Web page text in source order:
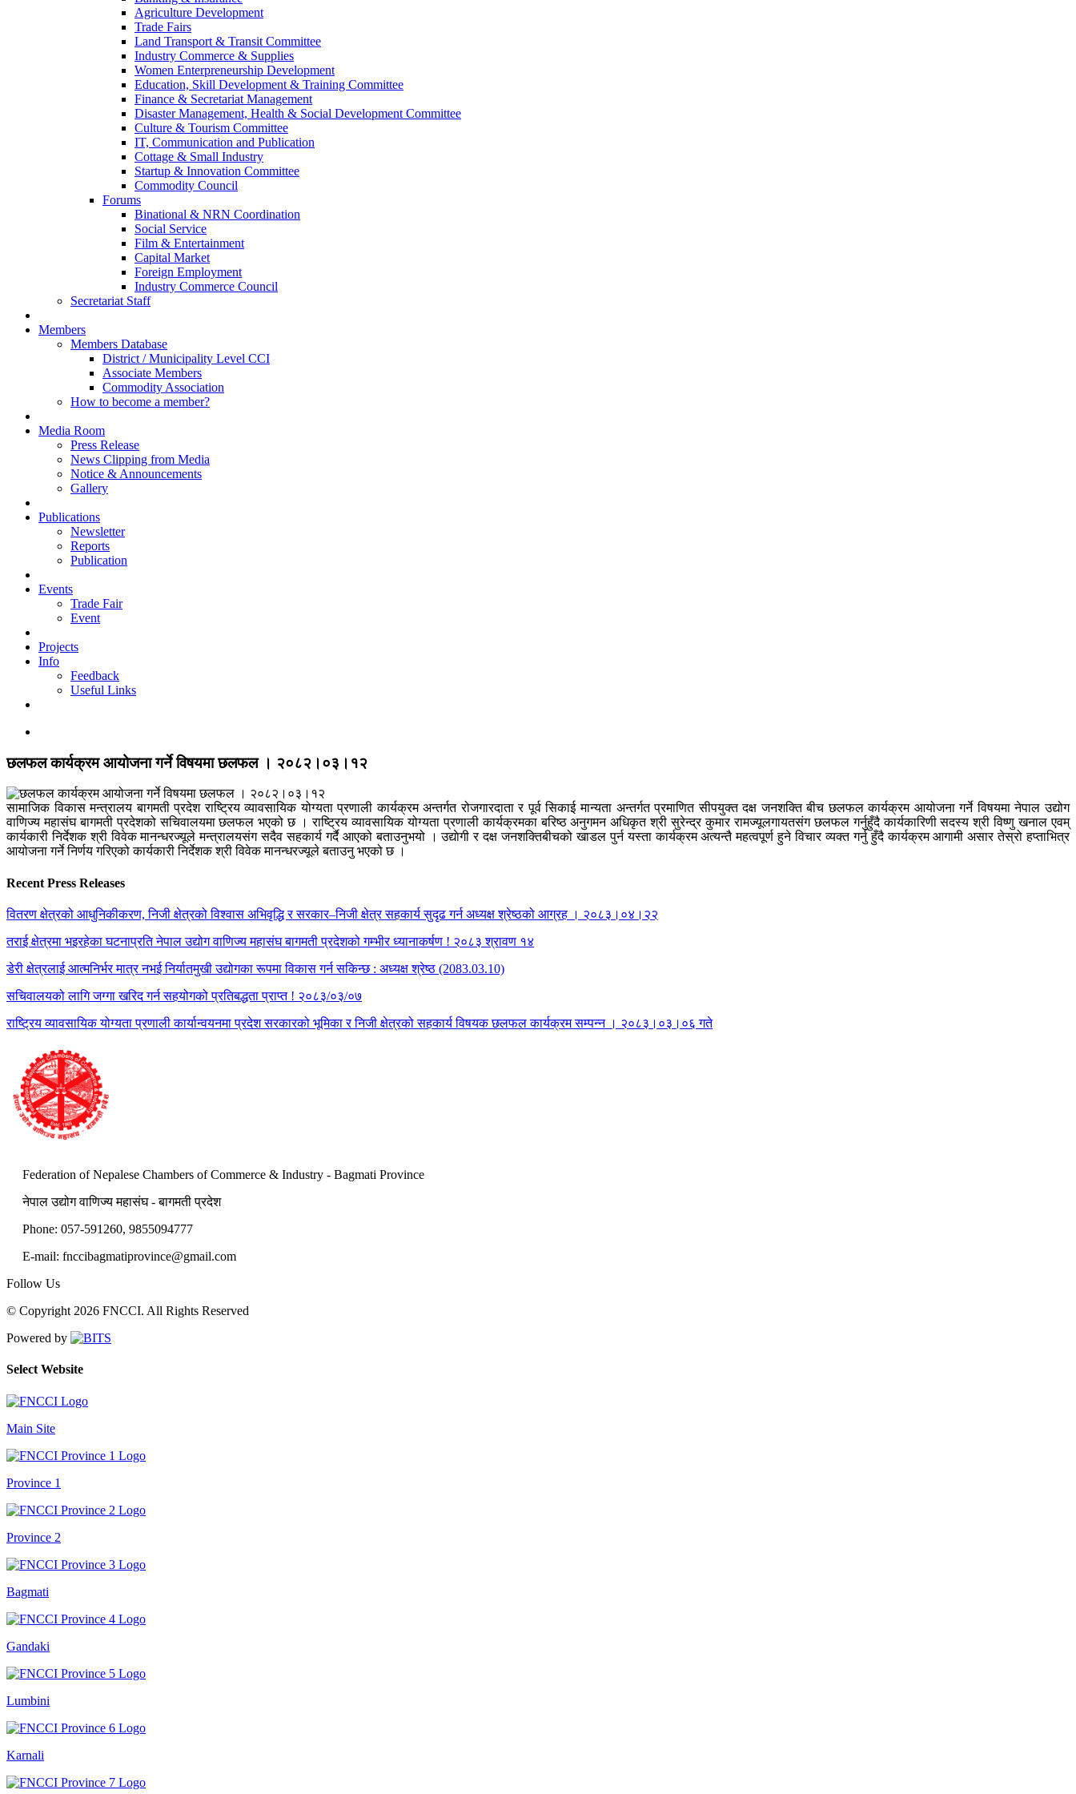
Agriculture Development
Trade Fairs
Land Transport & Transit Committee
Industry Commerce & Supplies
Women Enterpreneurship Development
Education, Skill Development & Training Committee
Finance & Secretariat Management
Disaster Management, Health & Social Development Committee
Culture & Tourism Committee
IT, Communication and Publication
Cottage & Small Industry
Startup & Innovation Committee
Commodity Council
Forums
Binational & NRN Coordination
Social Service
Film & Entertainment
Capital Market
Foreign Employment
Industry Commerce Council
Secretariat Staff
Members
Members Database
District / Municipality Level CCI
Associate Members
Commodity Association
How to become a member?
Media Room
Press Release
News Clipping from Media
Notice & Announcements
Gallery
Publications
Newsletter
Reports
Publication
Events
Trade Fair
Event
Projects
Info
Feedback
Useful Links
छलफल कार्यक्रम आयोजना गर्ने विषयमा छलफल । २०८२।०३।१२
सामाजिक विकास मन्त्रालय बागमती प्रदेश राष्ट्रिय व्यावसायिक योग्यता प्रणाली कार्यक्रम अन्तर्गत रोजगारदाता र पूर्व सिकाई मान्यता अन्तर्गत प्रमाणित सीपयुक्त दक्ष जनशक्ति बीच छलफल कार्यक्रम आयोजना गर्ने विषयमा नेपाल उद्योग
वाणिज्य महासंघ बागमती प्रदेशको सचिवालयमा छलफल भएको छ । राष्ट्रिय व्यावसायिक योग्यता प्रणाली कार्यक्रमका बरिष्ठ अनुगमन अधिकृत श्री सुरेन्द्र कुमार रामज्यूलगायतसंग छलफल गर्नुहुँदै कार्यकारिणी सदस्य श्री विष्णु खनाल एवम्
कार्यकारी निर्देशक श्री विवेक मानन्धरज्यूले मन्त्रालयसंग सदैव सहकार्य गर्दै आएको बताउनुभयो । उद्याेगी र दक्ष जनशक्तिबीचको खाडल पुर्न यस्ता कार्यक्रम अत्यन्तै महत्वपूर्ण हुने विचार व्यक्त गर्नु हुँदै कार्यक्रम आगामी असार तेस्रो हप्ताभित्र
आयोजना गर्ने निर्णय गरिएको कार्यकारी निर्देशक श्री विवेक मानन्धरज्यूले बताउनु भएको छ ।
Recent Press Releases
वितरण क्षेत्रको आधुनिकीकरण, निजी क्षेत्रको विश्वास अभिवृद्धि र सरकार–निजी क्षेत्र सहकार्य सुदृढ गर्न अध्यक्ष श्रेष्ठको आग्रह । २०८३।०४।२२
तराई क्षेत्रमा भइरहेका घटनाप्रति नेपाल उद्योग वाणिज्य महासंघ बागमती प्रदेशको गम्भीर ध्यानाकर्षण ! २०८३ श्रावण १४
डेरी क्षेत्रलाई आत्मनिर्भर मात्र नभई निर्यातमुखी उद्योगका रूपमा विकास गर्न सकिन्छ : अध्यक्ष श्रेष्ठ (2083.03.10)
सचिवालयको लागि जग्गा खरिद गर्न सहयोगको प्रतिबद्धता प्राप्त ! २०८३/०३/०७
राष्ट्रिय व्यावसायिक योग्यता प्रणाली कार्यान्वयनमा प्रदेश सरकारको भूमिका र निजी क्षेत्रको सहकार्य विषयक छलफल कार्यक्रम सम्पन्न । २०८३।०३।०६ गते
Federation of Nepalese Chambers of Commerce & Industry - Bagmati Province
नेपाल उद्योग वाणिज्य महासंघ - बागमती प्रदेश
Phone: 057-591260, 9855094777
E-mail: fnccibagmatiprovince@gmail.com
Follow Us
© Copyright 2026 FNCCI. All Rights Reserved
Powered by
Select Website
Main Site
Province 1
Province 2
Bagmati
Gandaki
Lumbini
Karnali